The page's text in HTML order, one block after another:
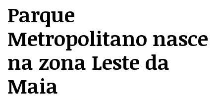
Parque
Metropolitano nasce
na zona Leste da
Maia